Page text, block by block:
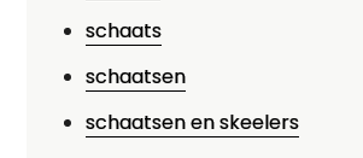
schaats
schaatsen
schaatsen en skeelers